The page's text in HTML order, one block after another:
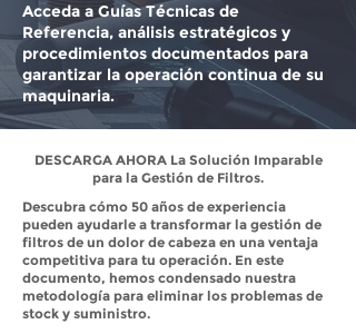
Acceda a Guías Técnicas de
Referencia, análisis estratégicos y
procedimientos documentados para
garantizar la operación continua de su
maquinaria.
DESCARGA AHORA La Solución Imparable
para la Gestión de Filtros.
Descubra cómo 50 años de experiencia
pueden ayudarle a transformar la gestión de
filtros de un dolor de cabeza en una ventaja
competitiva para tu operación. En este
documento, hemos condensado nuestra
metodología para eliminar los problemas de
stock y suministro.